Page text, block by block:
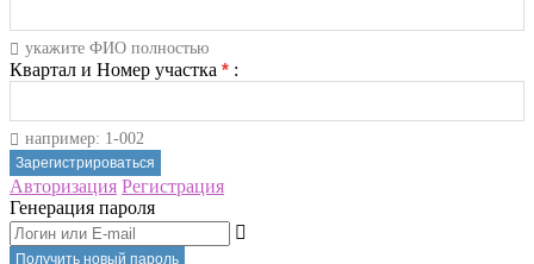
укажите ФИО полностью
Квартал и Номер участка * :
например: 1-002
Авторизация Регистрация
Генерация пароля